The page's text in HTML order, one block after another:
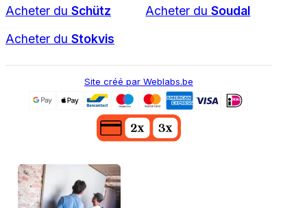
Acheter du Schütz Acheter duSoudal
Acheter du Stokvis
Site créé par Weblabs.be